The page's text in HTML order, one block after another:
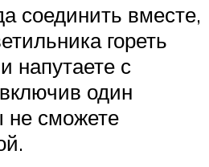
соединить вместе,
гореть
напутаете с
один
не сможете